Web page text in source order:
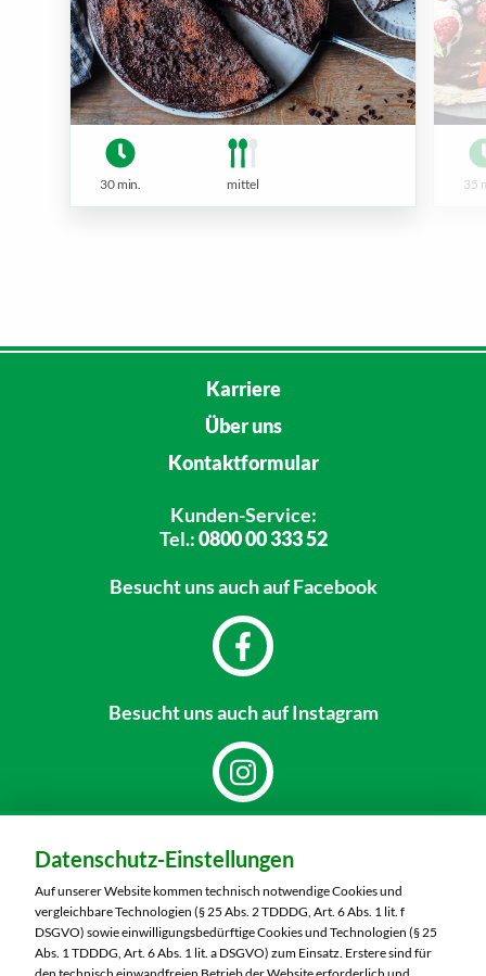
30 min. mittel 35
Karriere
Über uns
Kontaktformular
Kunden-Service:
Tel.:0800 00 333 52
Besucht unsauch auf Facebook
Besucht unsauch auf Instagram
MARKTKAUF Nürnberg-Mögeldorf
Laufamholzstraße 40/42
90482 Nürnberg
Telefon:0911 54340
Datenschutz-Einstellungen
Auf unserer Website kommen technisch notwendige Cookies und
vergleichbare Technologien (§ 25 Abs. 2 TDDDG, Art. 6 Abs. 1 lit. f
DSGVO) sowie einwilligungsbedürftige Cookies und Technologien (§ 25
Abs. 1 TDDDG, Art. 6 Abs. 1 lit. a DSGVO) zum Einsatz. Erstere sind für